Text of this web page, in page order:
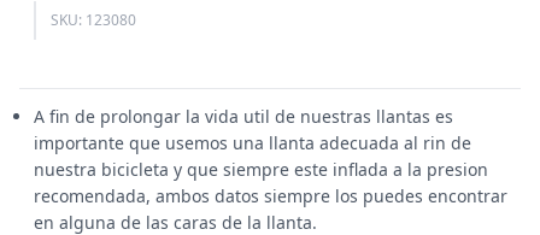
SKU: 123080
A fin de prolongar la vida util de nuestras llantas es
importante que usemos una llanta adecuada al rin de
nuestra bicicleta y que siempre este inflada a la presion
recomendada, ambos datos siempre los puedes encontrar
en alguna de las caras de la llanta.